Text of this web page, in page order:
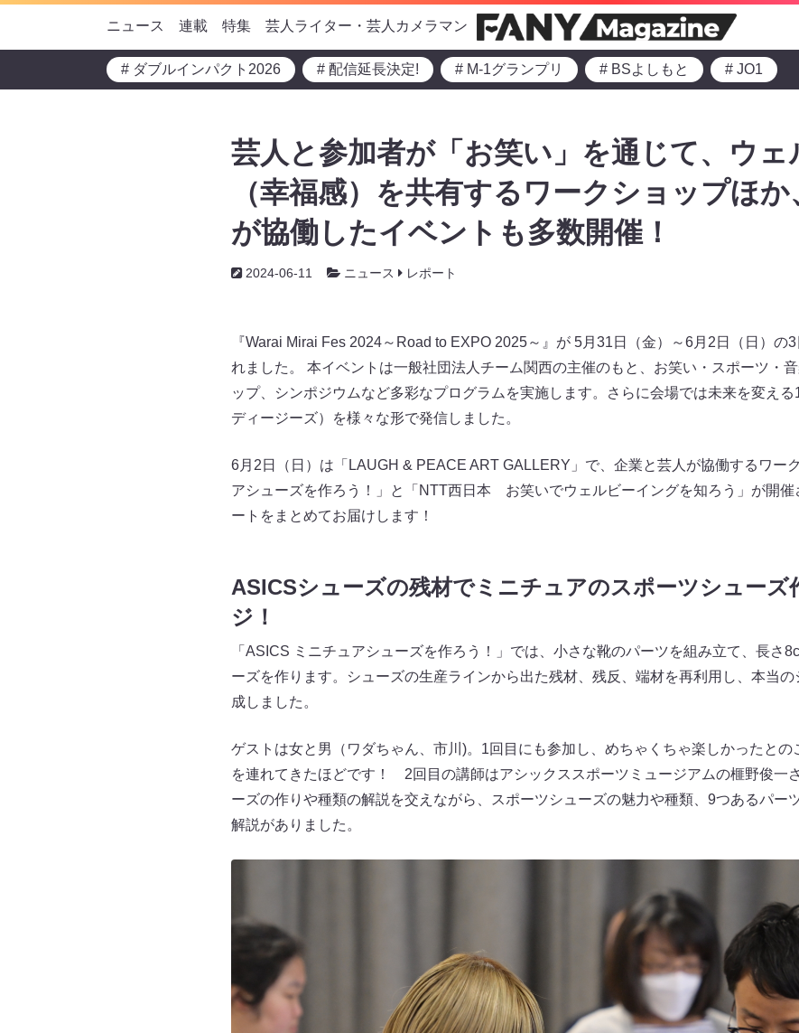
ニュース 連載 特集 芸人ライター・芸人カメラマン
# ダブルインパクト2026 # 配信延長決定! # M-1グランプリ # BSよしもと # JO1
芸人と参加者が「お笑い」を通じて、ウ
（幸福感）を共有するワークショップほ
が協働したイベントも多数開催！
2024-06-11 ニュース レポート
『Warai Mirai Fes 2024～Road to EXPO 2025～』が 5月31日（金）～6月2日（日）の
れました。 本イベントは一般社団法人チーム関西の主催のもと、お笑い・スポーツ・
ップ、シンポジウムなど多彩なプログラムを実施します。さらに会場では未来を変え
ディージーズ）を様々な形で発信しました。
6月2日（日）は「LAUGH & PEACE ART GALLERY」で、企業と芸人が協働するワー
アシューズを作ろう！」と「NTT西日本 お笑いでウェルビーイングを知ろう」が開催
ートをまとめてお届けします！
ASICSシューズの残材でミニチュアのスポーツシューズ
ジ！
「ASICS ミニチュアシューズを作ろう！」では、小さな靴のパーツを組み立て、長さ
ーズを作ります。シューズの生産ラインから出た残材、残反、端材を再利用し、本当
成しました。
ゲストは女と男（ワダちゃん、市川)。1回目にも参加し、めちゃくちゃ楽しかったとの
を連れてきたほどです！ 2回目の講師はアシックススポーツミュージアムの榧野俊一
ーズの作りや種類の解説を交えながら、スポーツシューズの魅力や種類、9つあるパー
解説がありました。